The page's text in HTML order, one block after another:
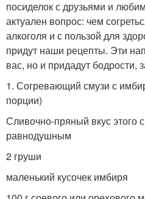
посиделок с друзьями и
актуален вопрос: чем
алкоголя и с пользой для
придут наши рецепты. Эти
вас, но и придадут бодрости,
1. Согревающий смузи с
порции)
Сливочно-пряный вкус этого
равнодушным
2 груши
маленький кусочек имбиря